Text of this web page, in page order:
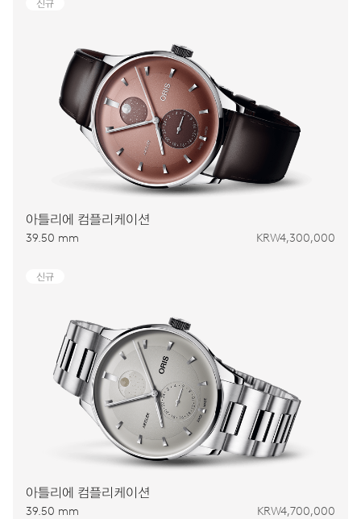
신규
아틀리에 컴플리케이션
39.50 mm KRW4,300,000
신규
아틀리에 컴플리케이션
39.50 mm KRW4,700,000